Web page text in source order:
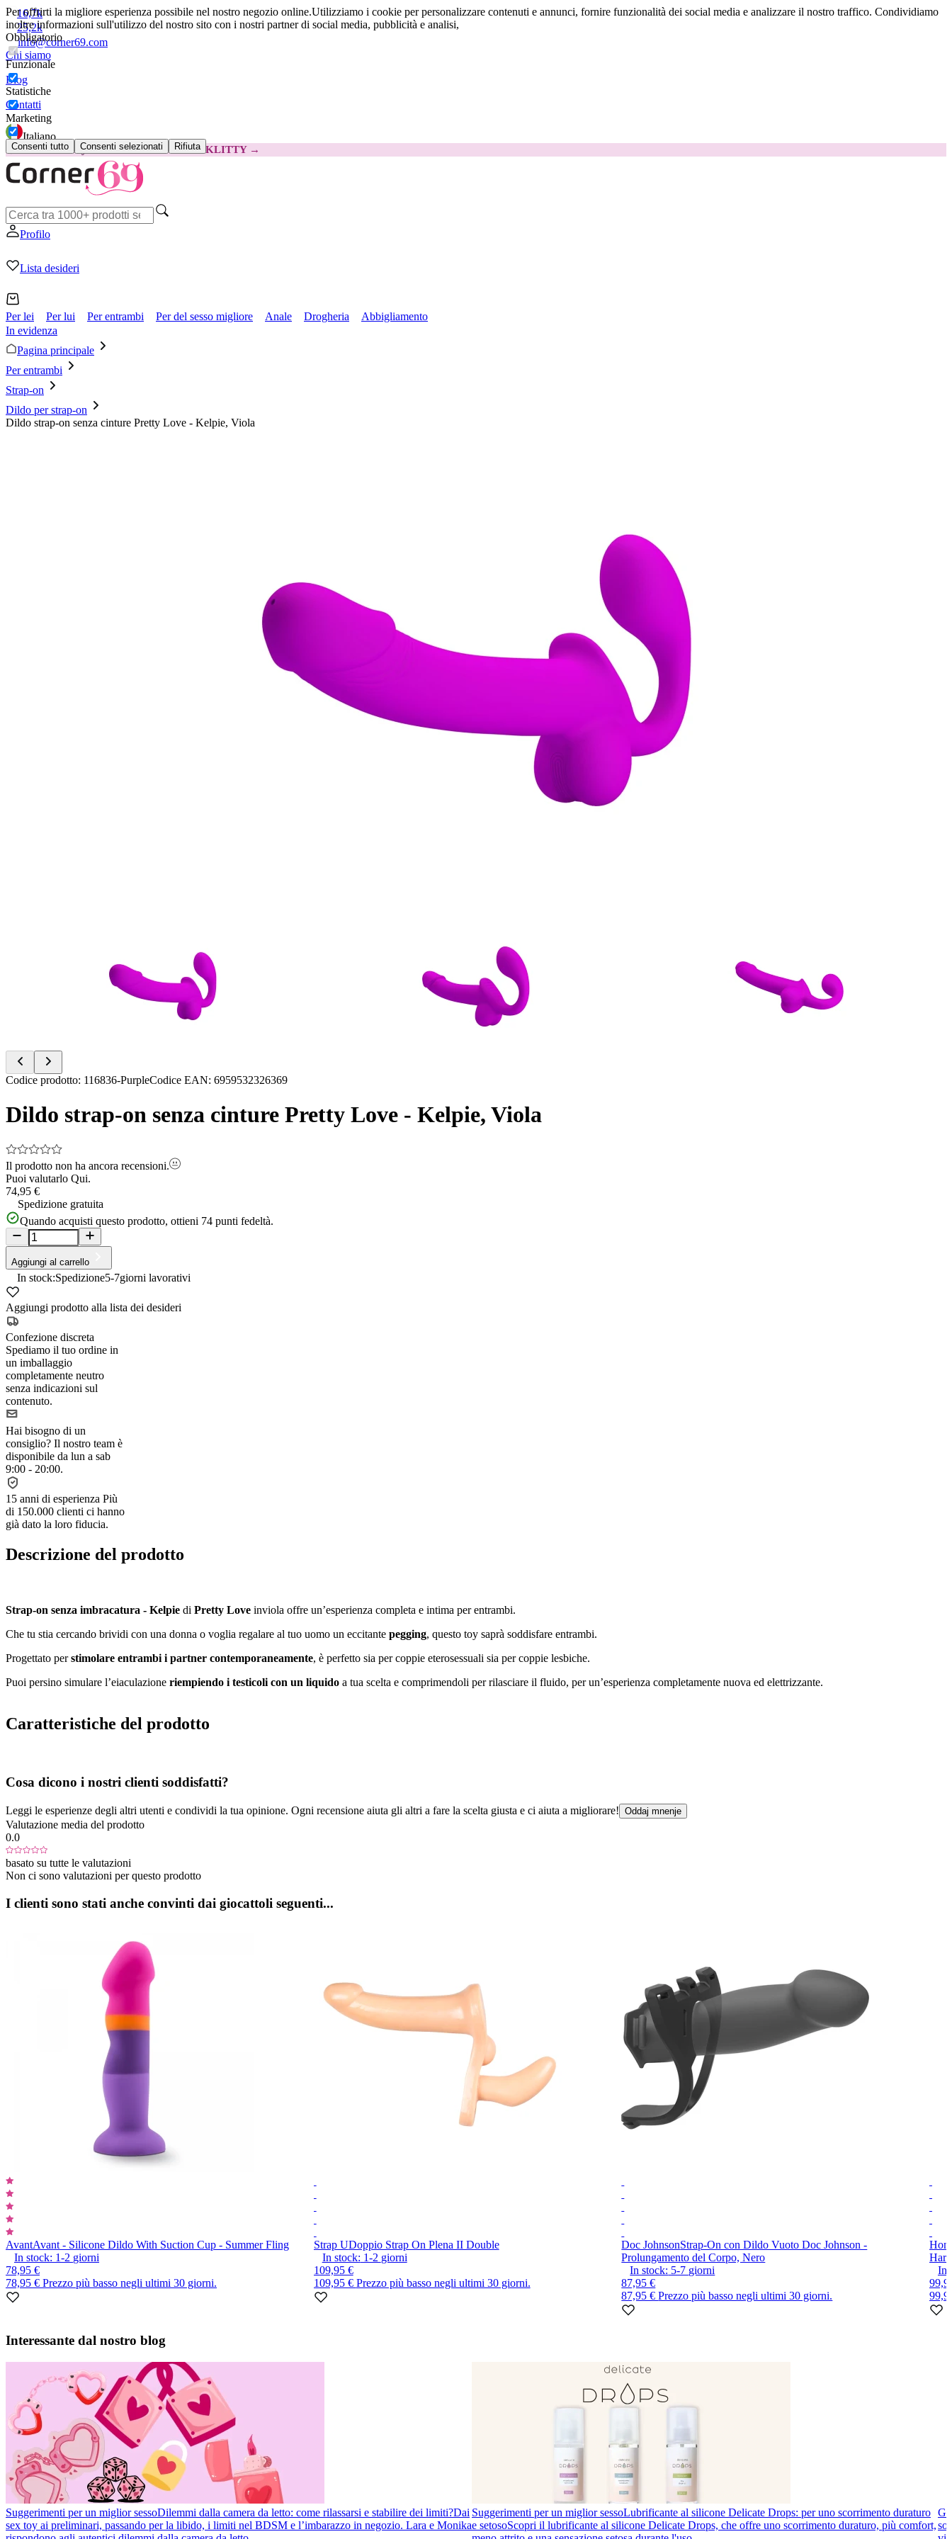
Per offrirti la migliore esperienza possibile nel nostro negozio online.Utilizziamo i cookie per personalizzare contenuti e annunci, fornire funzionalità dei social media e analizzare il nostro traffico. Condividiamo
inoltre informazioni sull'utilizzo del nostro sito con i nostri partner di social media, pubblicità e analisi,
Obbligatorio
Funzionale
Statistiche
Marketing
Consenti tutto Consenti selezionati Rifiuta
16,7k
25,2k
info@corner69.com
Chi siamo
Blog
Contatti
Italiano
😽Svakom Klitty: 15 € IN MENO Codice: KLITTY →
Profilo
Lista desideri
Per lei Per lui Per entrambi Per del sesso migliore Anale Drogheria
Abbigliamento
In evidenza
Pagina principale
Per entrambi
Strap-on
Dildo per strap-on
Dildo strap-on senza cinture Pretty Love - Kelpie, Viola
Item
of
Codice prodotto: 116836-PurpleCodice EAN: 6959532326369
Dildo strap-on senza cinture Pretty Love - Kelpie, Viola
Il prodotto non ha ancora recensioni.
Puoi valutarlo Qui.
74,95 €
Spedizione gratuita
Quando acquisti questo prodotto, ottieni 74 punti fedeltà.
Aggiungi al carrello
In stock:Spedizione5-7giorni lavorativi
Aggiungi prodotto alla lista dei desideri
Confezione discreta
Spediamo il tuo ordine in
un imballaggio
completamente neutro
senza indicazioni sul
contenuto.
Hai bisogno di un
consiglio? Il nostro team è
disponibile da lun a sab
9:00 - 20:00.
15 anni di esperienza Più
di 150.000 clienti ci hanno
già dato la loro fiducia.
Descrizione del prodotto
Strap-on senza imbracatura - Kelpie di Pretty Love inviola offre un’esperienza completa e intima per entrambi.
Che tu stia cercando brividi con una donna o voglia regalare al tuo uomo un eccitante pegging, questo toy saprà soddisfare entrambi.
Progettato perstimolare entrambi i partner contemporaneamente, è perfetto sia per coppie eterosessuali sia per coppie lesbiche.
Puoi persino simulare l’eiaculazione riempiendo i testicoli con un liquido a tua scelta e comprimendoli per rilasciare il fluido, per un’esperienza completamente nuova ed elettrizzante.
Caratteristiche del prodotto
Cosa dicono i nostri clienti soddisfatti?
Leggi le esperienze degli altri utenti e condividi la tua opinione. Ogni recensione aiuta gli altri a fare la scelta giusta e ci aiuta a migliorare! Oddaj mnenje
Valutazione media del prodotto
0.0
basato su tutte le valutazioni
Non ci sono valutazioni per questo prodotto
I clienti sono stati anche convinti dai giocattoli seguenti...
AvantAvant - Silicone Dildo With Suction Cup - Summer Fling
In stock: 1-2 giorni
78,95 €
78,95 € Prezzo più basso negli ultimi 30 giorni.
Strap UDoppio Strap On Plena II Double
In stock: 1-2 giorni
109,95 €
109,95 € Prezzo più basso negli ultimi 30 giorni.
Doc JohnsonStrap-On con Dildo Vuoto Doc Johnson -
Prolungamento del Corpo, Nero
In stock: 5-7 giorni
87,95 €
87,95 €Prezzo più basso negli ultimi 30 giorni.
In
1
10
Interessante dal nostro blog
Suggerimenti per un miglior sessoDilemmi dalla camera da letto: come rilassarsi e stabilire dei limiti?Dai
sex toy ai preliminari, passando per la libido, i limiti nel BDSM e l’imbarazzo in negozio. Lara e Monika
Suggerimenti per un miglior sessoLubrificante al silicone Delicate Drops: per uno scorrimento duraturo
e setosoScopri il lubrificante al silicone Delicate Drops, che offre uno scorrimento duraturo, più comfort,